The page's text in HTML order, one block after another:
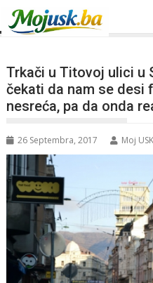
Trkači u Titovoj ulici u
čekati da nam se desi
nesreća, pa da onda
26 Septembra, 2017 Moj USK